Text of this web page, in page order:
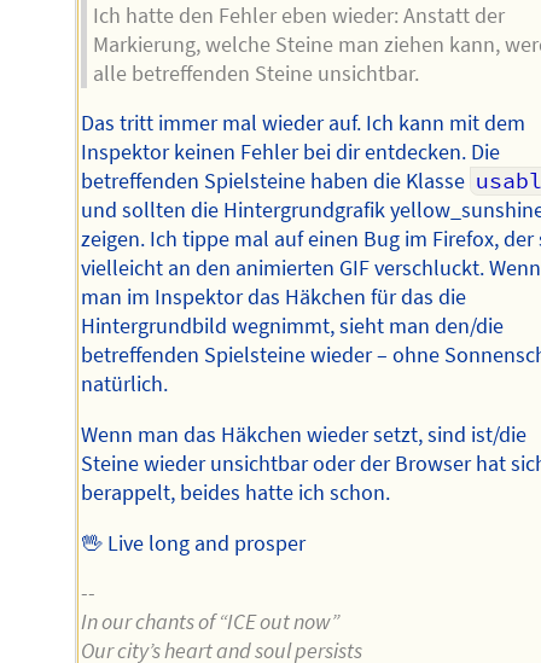
Ich hatte den Fehler eben wieder: Anstatt der
Markierung, welche Steine man ziehen kann,
alle betreffenden Steine unsichtbar.
Das tritt immer mal wieder auf. Ich kann mit dem
Inspektor keinen Fehler bei dir entdecken. Die
betreffenden Spielsteine haben die Klasse
und sollten die Hintergrundgrafik
zeigen. Ich tippe mal auf einen Bug im Firefox, der
vielleicht an den animierten GIF verschluckt. Wenn
man im Inspektor das Häkchen für das die
Hintergrundbild wegnimmt, sieht man den/die
betreffenden Spielsteine wieder – ohne
natürlich.
Wenn man das Häkchen wieder setzt, sind ist/die
Steine wieder unsichtbar oder der Browser hat
berappelt, beides hatte ich schon.
🖖 Live long and prosper
--
In our chants of “ICE out now”
Our city’s heart and soul persists